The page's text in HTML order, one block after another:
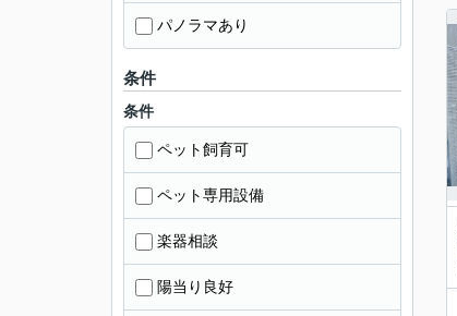
パノラマあり
条件
条件
ペット飼育可
ペット専用設備
楽器相談
陽当り良好